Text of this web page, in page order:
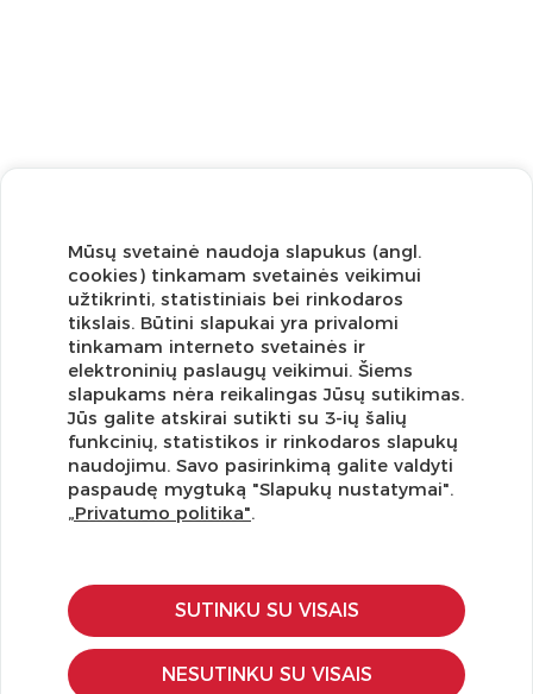
Užsisakykite naujienlaiškį ir pirmi gaukite geriausius
pasiūlymus!
KLIENTŲ APTARNAVIMAS
Pirkimo – pardavimo taisyklės
Pristatymas ir grąžinimas
Mūsų svetainė naudoja slapukus (angl.
cookies) tinkamam svetainės veikimui
užtikrinti, statistiniais bei rinkodaros
tikslais. Būtini slapukai yra privalomi
tinkamam interneto svetainės ir
elektroninių paslaugų veikimui. Šiems
slapukams nėra reikalingas Jūsų sutikimas.
Jūs galite atskirai sutikti su 3-ių šalių
funkcinių, statistikos ir rinkodaros slapukų
naudojimu. Savo pasirinkimą galite valdyti
paspaudę mygtuką "Slapukų nustatymai".
„Privatumo politika".
SUTINKU SU VISAIS
NESUTINKU SU VISAIS